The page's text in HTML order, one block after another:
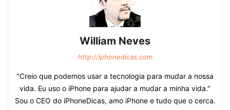
William Neves
http://iphonedicas.com
"Creio que podemos usar a tecnologia para mudar a nossa
vida. Eu uso o iPhone para ajudar a mudar a minha vida."
Sou o CEO do iPhoneDicas, amo iPhone e tudo que o cerca.